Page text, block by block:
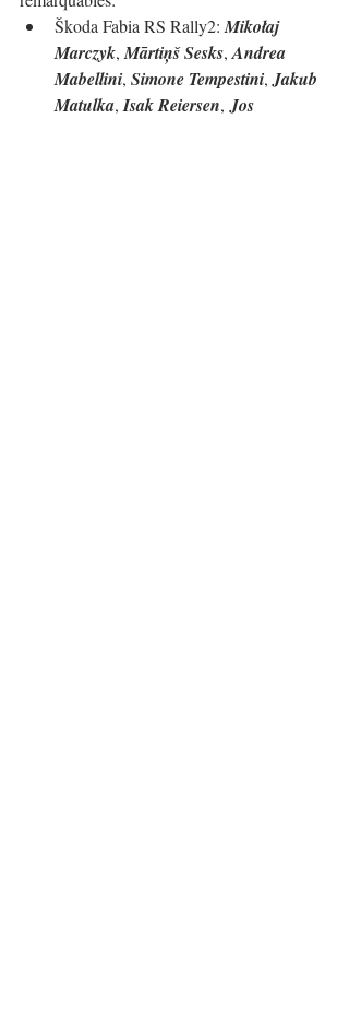
Škoda Fabia RS Rally2: Mikołaj
Marczyk, Mārtiņš Sesks, Andrea
Mabellini, Simone Tempestini, Jakub
Matulka, Isak Reiersen, Jos